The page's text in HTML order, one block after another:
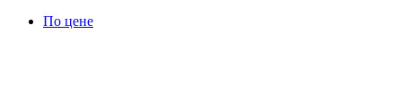
По цене